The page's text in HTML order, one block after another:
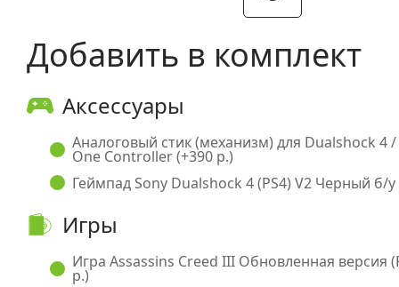
Добавить в комплект
Аксессуары
Аналоговый стик (механизм) для Dualshock 4
One Controller (+390 р.)
Геймпад Sony Dualshock 4 (PS4) V2 Черный б/у
Игры
Игра Assassins Creed III Обновленная версия
р.)